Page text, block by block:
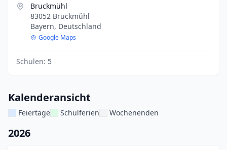
Bruckmühl
83052 Bruckmühl
Bayern, Deutschland
Google Maps
Schulen: 5
Kalenderansicht
Feiertage Schulferien Wochenenden
2026